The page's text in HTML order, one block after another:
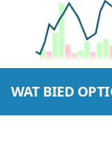
seine van
WAT BIED